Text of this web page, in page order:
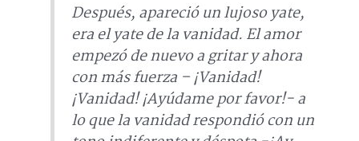
Después, apareció un lujoso yate,
era el yate de la vanidad. El amor
empezó de nuevo a gritar y ahora
con más fuerza – ¡Vanidad!
¡Vanidad! ¡Ayúdame por favor!- a
lo que la vanidad respondió con un